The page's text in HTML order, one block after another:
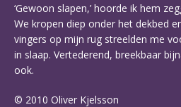
‘Gewoon slapen,’ hoorde ik hem
We kropen diep onder het dekbed
vingers op mijn rug streelden me
in slaap. Vertederend, breekbaar
ook.
© 2010 Oliver Kjelsson